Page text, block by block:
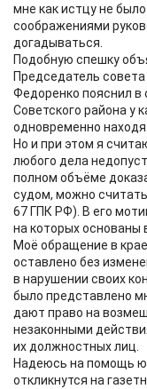
мне как истцу не
соображениями
догадываться.
Подобную спешку
Председатель
Федоренко пояснил в
Советского района у
одновременно
Но и при этом я
любого дела
полном объёме
судом, можно
67 ГПК РФ). В его
на которых основаны
Моё обращение в
оставлено без
в нарушении своих
было представлено
дают право на
незаконными
их должностных лиц.
Надеюсь на помощь
откликнутся на